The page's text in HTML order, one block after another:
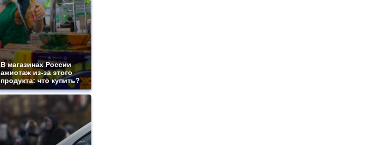
В магазинах России
ажиотаж из-за этого
продукта: что купить?